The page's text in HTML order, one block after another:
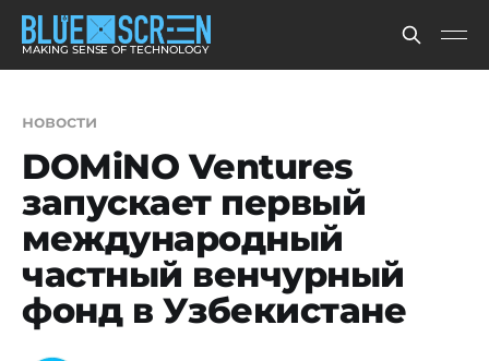
MAKING SENSE OF TECHNOLOGY
новости
DOMiNO Ventures
запускает первый
международный
частный венчурный
фонд в Узбекистане